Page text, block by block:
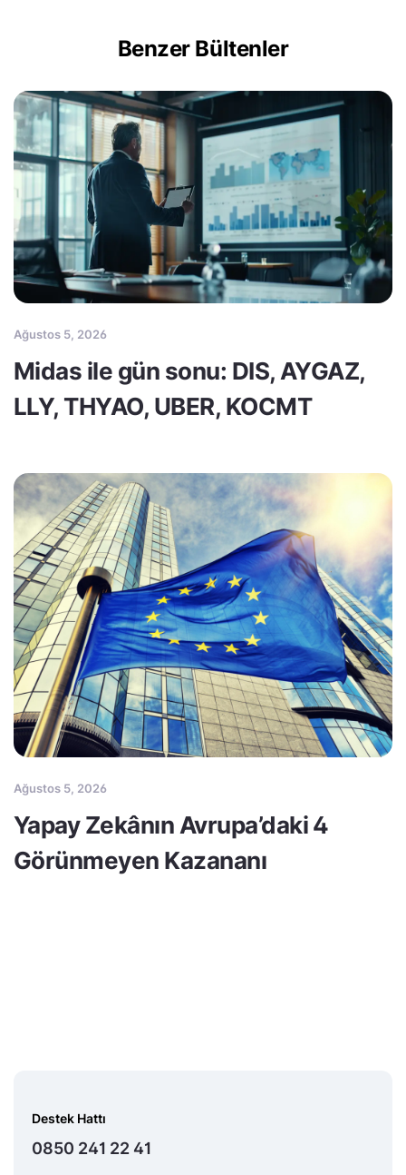
Benzer Bültenler
Ağustos 5, 2026
Midas ile gün sonu: DIS, AYGAZ,
LLY, THYAO, UBER, KOCMT
Ağustos 5, 2026
Yapay Zekânın Avrupa’daki 4
Görünmeyen Kazananı
Destek Hattı
0850 241 22 41